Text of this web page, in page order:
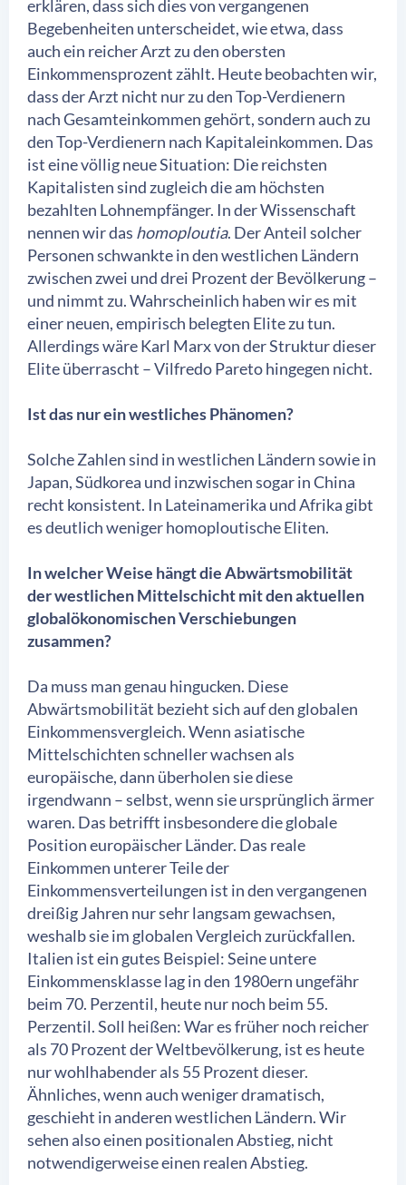
erklären, dass sich dies von vergangenen
Begebenheiten unterscheidet, wie etwa, dass
auch ein reicher Arzt zu den obersten
Einkommensprozent zählt. Heute beobachten wir,
dass der Arzt nicht nur zu den Top-Verdienern
nach Gesamteinkommen gehört, sondern auch zu
den Top-Verdienern nach Kapitaleinkommen. Das
ist eine völlig neue Situation: Die reichsten
Kapitalisten sind zugleich die am höchsten
bezahlten Lohnempfänger. In der Wissenschaft
nennen wir das homoploutia. Der Anteil solcher
Personen schwankte in den westlichen Ländern
zwischen zwei und drei Prozent der Bevölkerung –
und nimmt zu. Wahrscheinlich haben wir es mit
einer neuen, empirisch belegten Elite zu tun.
Allerdings wäre Karl Marx von der Struktur dieser
Elite überrascht – Vilfredo Pareto hingegen nicht.
Ist das nur ein westliches Phänomen?
Solche Zahlen sind in westlichen Ländern sowie in
Japan, Südkorea und inzwischen sogar in China
recht konsistent. In Lateinamerika und Afrika gibt
es deutlich weniger homoploutische Eliten.
In welcher Weise hängt die Abwärtsmobilität
der westlichen Mittelschicht mit den aktuellen
globalökonomischen Verschiebungen
zusammen?
Da muss man genau hingucken. Diese
Abwärtsmobilität bezieht sich auf den globalen
Einkommensvergleich. Wenn asiatische
Mittelschichten schneller wachsen als
europäische, dann überholen sie diese
irgendwann – selbst, wenn sie ursprünglich ärmer
waren. Das betrifft insbesondere die globale
Position europäischer Länder. Das reale
Einkommen unterer Teile der
Einkommensverteilungen ist in den vergangenen
dreißig Jahren nur sehr langsam gewachsen,
weshalb sie im globalen Vergleich zurückfallen.
Italien ist ein gutes Beispiel: Seine untere
Einkommensklasse lag in den 1980ern ungefähr
beim 70. Perzentil, heute nur noch beim 55.
Perzentil. Soll heißen: War es früher noch reicher
als 70 Prozent der Weltbevölkerung, ist es heute
nur wohlhabender als 55 Prozent dieser.
Ähnliches, wenn auch weniger dramatisch,
geschieht in anderen westlichen Ländern. Wir
sehen also einen positionalen Abstieg, nicht
notwendigerweise einen realen Abstieg.